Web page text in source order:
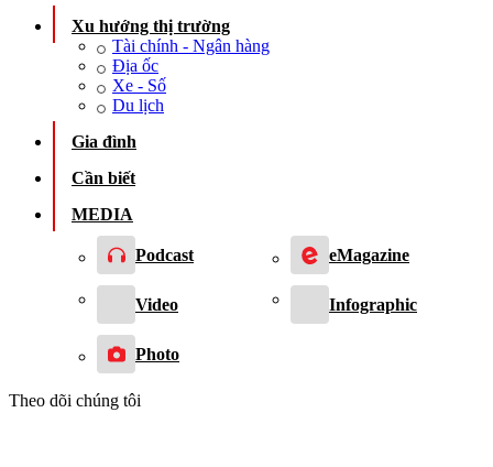
Xu hướng thị trường
Tài chính - Ngân hàng
Địa ốc
Xe - Số
Du lịch
Gia đình
Cần biết
MEDIA
Podcast eMagazine
Video Infographic
Photo
Theo dõi chúng tôi